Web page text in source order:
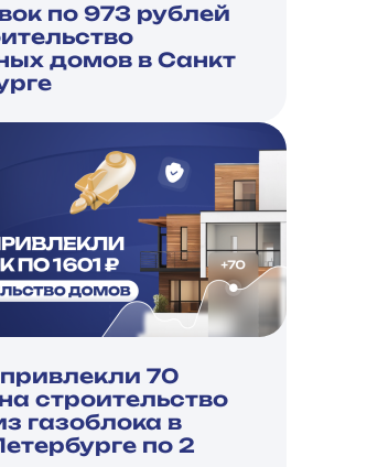
по 973 рублей
домов в Санкт
70
строительство
газоблока в
по 2